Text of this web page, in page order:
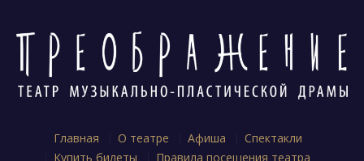
Главная О театре Афиша
Спектакли
Купить билеты
Правила посещения театра